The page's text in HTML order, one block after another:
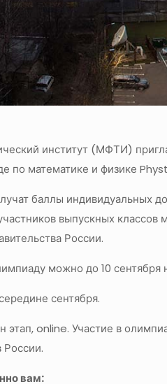
институт (МФТИ)
по математике и физике
баллы индивидуальных
выпускных
России.
можно до 10 сентября
сентября.
этап, online. Участие в
России.
вам: